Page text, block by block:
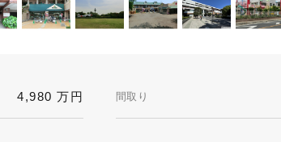
4,980 万円 間取り